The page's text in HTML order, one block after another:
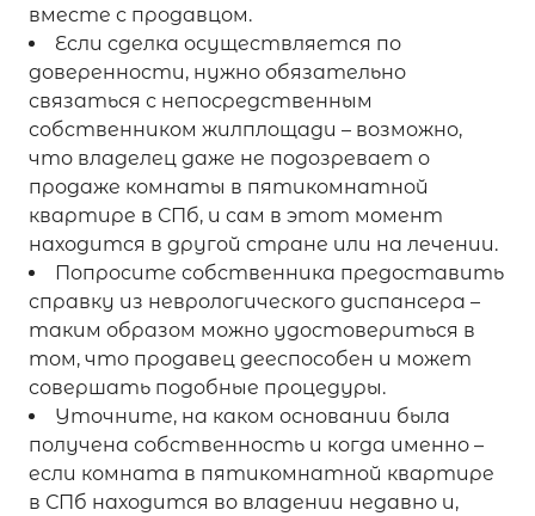
вместе с продавцом.
Если сделка осуществляется по
доверенности, нужно обязательно
связаться с непосредственным
собственником жилплощади – возможно,
что владелец даже не подозревает о
продаже комнаты в пятикомнатной
квартире в СПб, и сам в этот момент
находится в другой стране или на лечении.
Попросите собственника предоставить
справку из неврологического диспансера –
таким образом можно удостовериться в
том, что продавец дееспособен и может
совершать подобные процедуры.
Уточните, на каком основании была
получена собственность и когда именно –
если комната в пятикомнатной квартире
в СПб находится во владении недавно и,